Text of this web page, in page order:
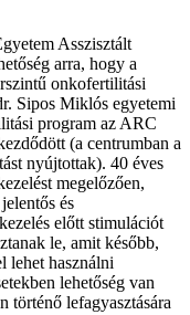
Asszisztált
arra, hogy a
onkofertilitási
Sipos Miklós egyetemi
program az ARC
(a centrumban a
nyújtottak). 40 éves
megelőzően,
és
előtt stimulációt
le, amit később,
lehet használni
lehetőség van
történő lefagyasztására